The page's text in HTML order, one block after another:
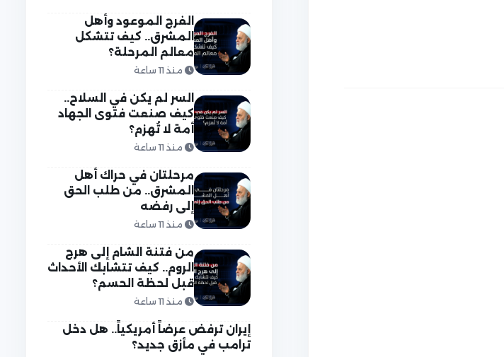
الفرج الموعود وأهل
المشرق.. كيف تتشكل
معالم المرحلة؟
منذ 11 ساعة
السر لم يكن في السلاح..
كيف صنعت فتوى الجهاد
أمة لا تُهزم؟
منذ 11 ساعة
مرحلتان في حراك أهل
المشرق.. من طلب الحق
إلى رفضه
منذ 11 ساعة
من فتنة الشام إلى هرج
الروم.. كيف تتشابك الأحداث
قبل لحظة الحسم؟
منذ 11 ساعة
إيران ترفض عرضاً أمريكياً.. هل دخل
ترامب في مأزق جديد؟